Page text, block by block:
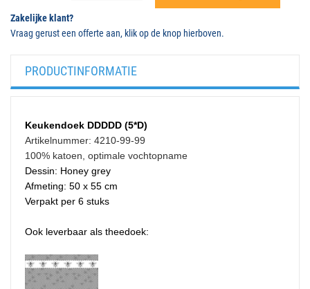
Zakelijke klant?
Vraag gerust een offerte aan, klik op de knop hierboven.
PRODUCTINFORMATIE
Keukendoek DDDDD (5*D)
Artikelnummer: 4210-99-99
100% katoen, optimale vochtopname
Dessin: Honey grey
Afmeting: 50 x 55 cm
Verpakt per 6 stuks
Ook leverbaar als theedoek: